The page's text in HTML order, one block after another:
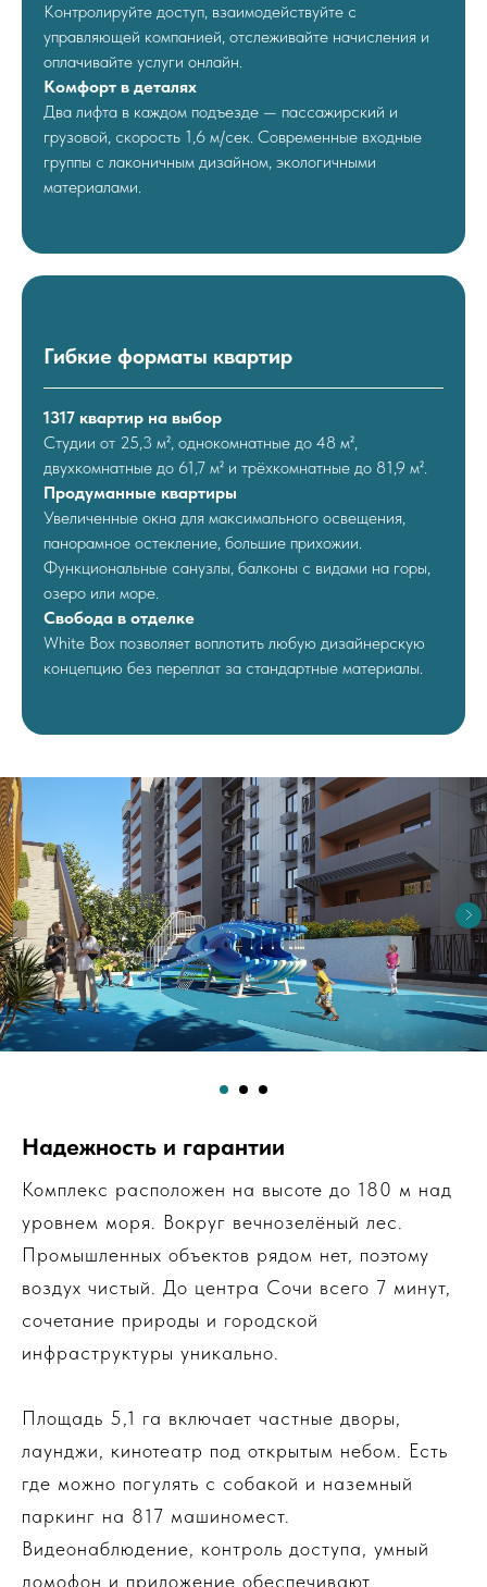
Контролируйте доступ, взаимодействуйте с
управляющей компанией, отслеживайте начисления и
оплачивайте услуги онлайн.
Комфорт в деталях
Два лифта в каждом подъезде — пассажирский и
грузовой, скорость 1,6 м/сек. Современные входные
группы с лаконичным дизайном, экологичными
материалами.
Гибкие форматы квартир
1317 квартир на выбор
Студии от 25,3 м², однокомнатные до 48 м²,
двухкомнатные до 61,7 м² и трёхкомнатные до 81,9 м².
Продуманные квартиры
Увеличенные окна для максимального освещения,
панорамное остекление, большие прихожии.
Функциональные санузлы, балконы с видами на горы,
озеро или море.
Свобода в отделке
White Box позволяет воплотить любую дизайнерскую
концепцию без переплат за стандартные материалы.
Надежность и гарантии
Комплекс расположен на высоте до 180 м над
уровнем моря. Вокруг вечнозелёный лес.
Промышленных объектов рядом нет, поэтому
воздух чистый. До центра Сочи всего 7 минут,
сочетание природы и городской
инфраструктуры уникально.
Площадь 5,1 га включает частные дворы,
лаунджи, кинотеатр под открытым небом. Есть
где можно погулять с собакой и наземный
паркинг на 817 машиномест.
Видеонаблюдение, контроль доступа, умный
домофон и приложение обеспечивают